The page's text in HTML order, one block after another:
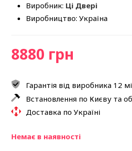
Виробник: Ці Двері
Виробництво: Україна
8880 грн
Гарантія від виробника 12
Встановлення по Києву та
Доставка по Україні
Немає в наявності